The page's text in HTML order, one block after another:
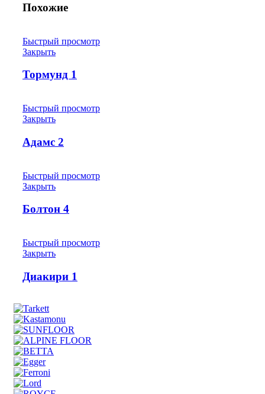
Похожие
Быстрый просмотр
Закрыть
Тормунд 1
Быстрый просмотр
Закрыть
Адамс 2
Быстрый просмотр
Закрыть
Болтон 4
Быстрый просмотр
Закрыть
Диакири 1